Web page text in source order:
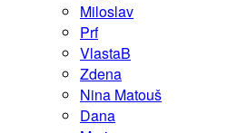
Miloslav
Prf
VlastaB
Zdena
Nina Matouš
Dana